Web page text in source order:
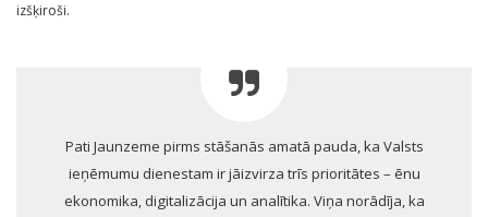
izšķiroši.
Pati Jaunzeme pirms stāšanās amatā pauda, ka Valsts
ieņēmumu dienestam ir jāizvirza trīs prioritātes – ēnu
ekonomika, digitalizācija un analītika. Viņa norādīja, ka